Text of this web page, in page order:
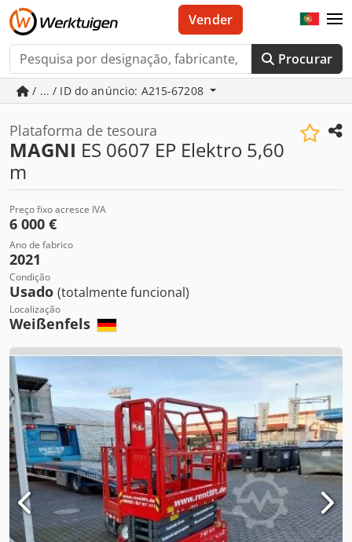
Procurar
Vender
/ ... / ID do anúncio: A215-67208
Plataforma de tesoura
MAGNI ES 0607 EP Elektro 5,60
m
Preço fixo acresce IVA
6 000 €
Ano de fabrico
2021
Condição
Usado (totalmente funcional)
Localização
Weißenfels